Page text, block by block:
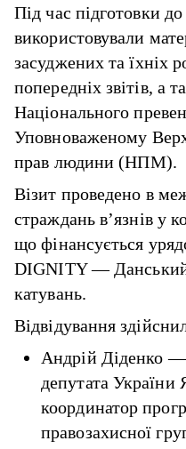
Під час підготовки
використовували
засуджених та їхніх
попередніх звітів, а
Національного
Уповноваженому
прав людини (НПМ).
Візит проведено в
страждань в’язнів у
що фінансується
DIGNITY — Данський
катувань.
Відвідування
Андрій Діденко
депутата
координатор
правозахисної